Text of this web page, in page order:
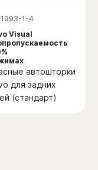
1-4
Visual
автошторки
для задних
(стандарт)